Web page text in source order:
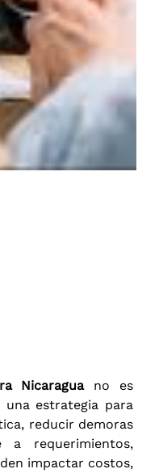
Nicaraguano es
estrategia para
reducir demoras
requerimientos,
impactar costos,